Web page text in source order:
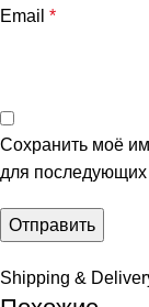
Email *
Сохранить моё
для
Shipping &